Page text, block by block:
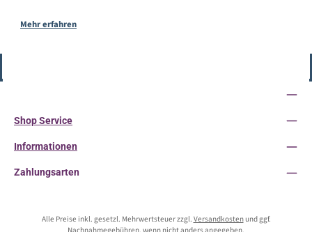
Mehr erfahren
Shop Service
Informationen
Zahlungsarten
Alle Preise inkl. gesetzl. Mehrwertsteuer zzgl. Versandkostenund ggf.